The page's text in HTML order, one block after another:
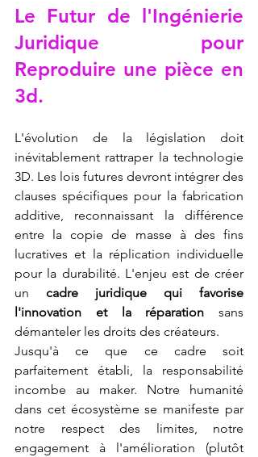
Le Futur de l'Ingénierie
Reproduire une pièce en
3d.
L'évolution de la législation doit
inévitablement rattraper la technologie
3D. Les lois futures devront intégrer des
clauses spécifiques pour la fabrication
additive, reconnaissant la différence
entre la copie de masse à des fins
lucratives et la réplication individuelle
pour la durabilité. L'enjeu est de créer
un cadre juridique qui favorise
l'innovation et la réparation sans
démanteler les droits des créateurs.
Jusqu'à ce que ce cadre soit
parfaitement établi, la responsabilité
incombe au maker. Notre humanité
dans cet écosystème se manifeste par
notre respect des limites, notre
engagement à l'amélioration (plutôt